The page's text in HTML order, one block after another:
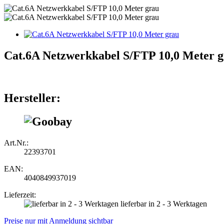
Cat.6A Netzwerkkabel S/FTP 10,0 Meter
Hersteller:
Art.Nr.:
22393701
EAN:
4040849937019
Lieferzeit:
lieferbar in 2 - 3 Werktagen
Preise nur mit Anmeldung sichtbar